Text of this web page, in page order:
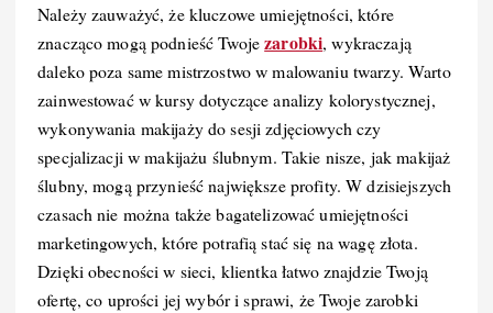
Należy zauważyć, że kluczowe umiejętności, które
znacząco mogą podnieść Twojezarobki, wykraczają
daleko poza same mistrzostwo w malowaniu twarzy. Warto
zainwestować w kursy dotyczące analizy kolorystycznej,
wykonywania makijaży do sesji zdjęciowych czy
specjalizacji w makijażu ślubnym. Takie nisze, jak makijaż
ślubny, mogą przynieść największe profity. W dzisiejszych
czasach nie można także bagatelizować umiejętności
marketingowych, które potrafią stać się na wagę złota.
Dzięki obecności w sieci, klientka łatwo znajdzie Twoją
ofertę, co uprości jej wybór i sprawi, że Twoje zarobki